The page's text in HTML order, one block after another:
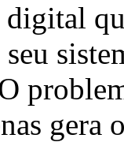
digital
gera